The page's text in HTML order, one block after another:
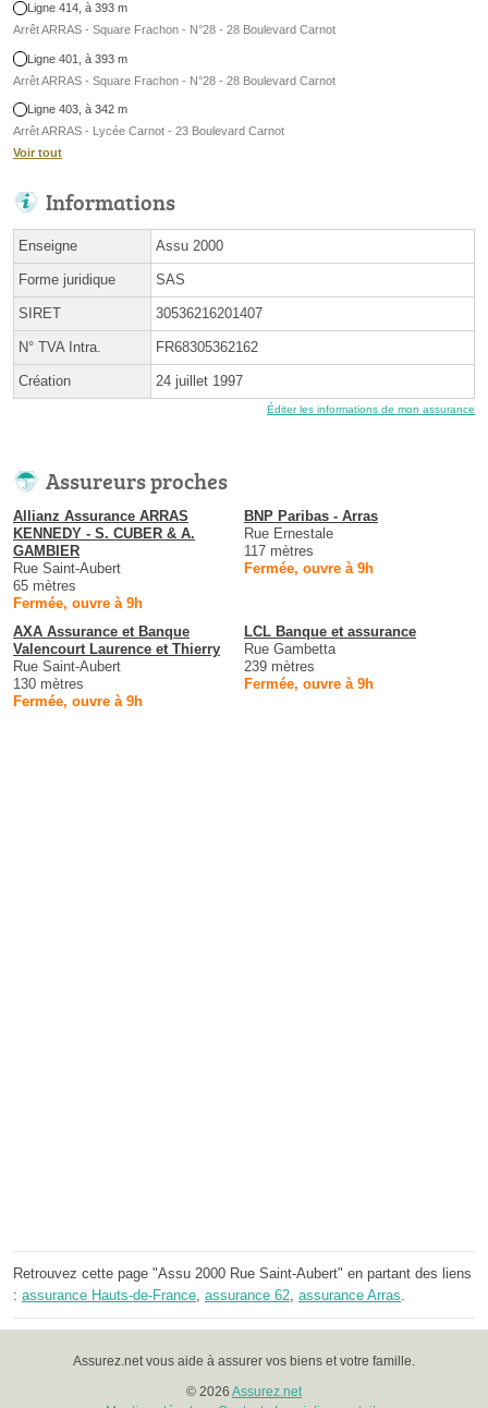
Ligne 414, à 393 m
Arrêt ARRAS - Square Frachon - N°28 - 28 Boulevard Carnot
Ligne 401, à 393 m
Arrêt ARRAS - Square Frachon - N°28 - 28 Boulevard Carnot
Ligne 403, à 342 m
Arrêt ARRAS - Lycée Carnot - 23 Boulevard Carnot
Voir tout
Informations
Enseigne Assu 2000
Forme juridique SAS
SIRET 30536216201407
N° TVA Intra. FR68305362162
Création 24 juillet 1997
Éditer les informations de mon assurance
Assureurs proches
Allianz Assurance ARRAS
KENNEDY - S. CUBER & A.
GAMBIER
Rue Saint-Aubert
65 mètres
Fermée, ouvre à 9h
BNP Paribas - Arras
Rue Ernestale
117 mètres
Fermée, ouvre à 9h
AXA Assurance et Banque
Valencourt Laurence et Thierry
Rue Saint-Aubert
130 mètres
Fermée, ouvre à 9h
LCL Banque et assurance
Rue Gambetta
239 mètres
Fermée, ouvre à 9h
Retrouvez cette page "Assu 2000 Rue Saint-Aubert" en partant des liens
: assurance Hauts-de-France, assurance 62, assurance Arras.
Assurez.net vous aide à assurer vos biens et votre famille.
© 2026 Assurez.net